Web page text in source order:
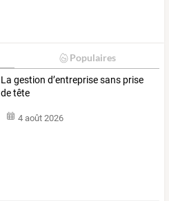
Populaires
La gestion d’entreprise sans prise
de tête
4 août 2026